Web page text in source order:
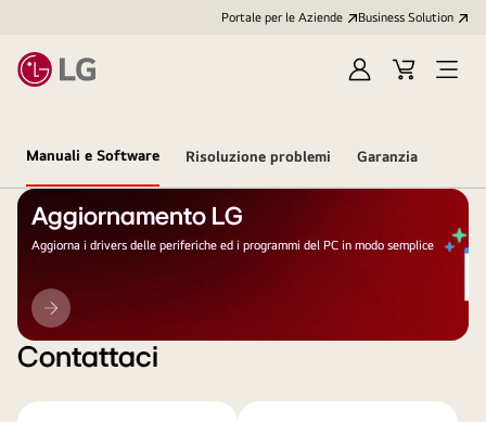
Portale per le Aziende Business Solution
AccediCart
Open
Manuali e Software Risoluzione problemi Garanzia
Aggiornamento LG
Aggiorna i drivers delle periferiche ed i programmi del PC in modo semplice
Aggiornamento
LG
Contattaci